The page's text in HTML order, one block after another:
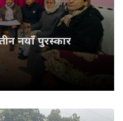
तीन नयाँ पुरस्कार